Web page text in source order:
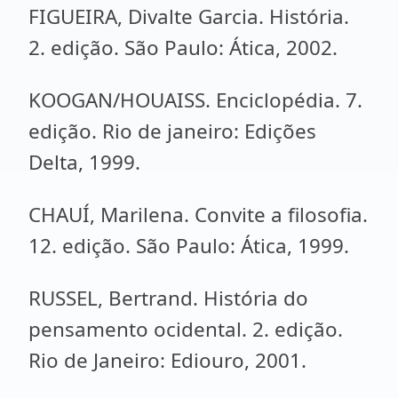
FIGUEIRA, Divalte Garcia. História.
2. edição. São Paulo: Ática, 2002.
KOOGAN/HOUAISS. Enciclopédia. 7.
edição. Rio de janeiro: Edições
Delta, 1999.
CHAUÍ, Marilena. Convite a filosofia.
12. edição. São Paulo: Ática, 1999.
RUSSEL, Bertrand. História do
pensamento ocidental. 2. edição.
Rio de Janeiro: Ediouro, 2001.